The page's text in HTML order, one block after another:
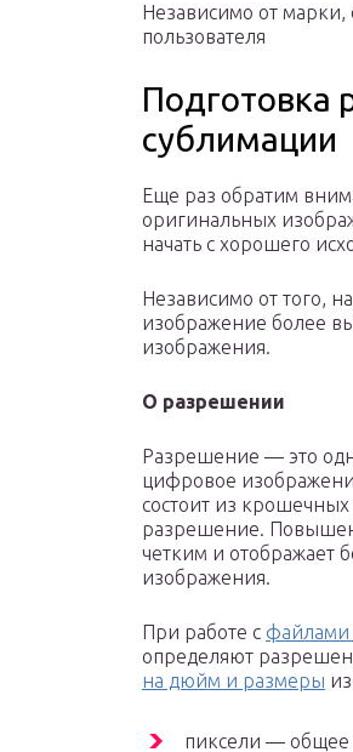
Независимо от марки,
пользователя
Подготовка
сублимации
Еще раз обратим
оригинальных
начать с хорошего
Независимо от того,
изображение более
изображения.
О разрешении
Разрешение — это
цифровое
состоит из
разрешение.
четким и отображает
изображения.
При работе с файлами
определяют
на дюйм и размеры
пиксели — общее